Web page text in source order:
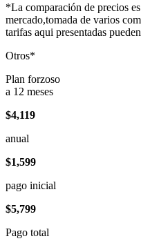
*La comparación de precios
mercado,tomada de varios
tarifas aqui presentadas
Otros*
Plan forzoso
a 12 meses
$4,119
anual
$1,599
pago inicial
$5,799
Pago total